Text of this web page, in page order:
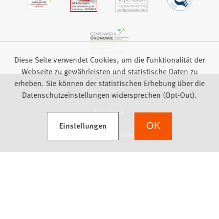
Impressum Datenschutz
Barrierefreiheit
Feedback
Diese Seite verwendet Cookies, um die Funktionalität der
Webseite zu gewährleisten und statistische Daten zu
erheben. Sie können der statistischen Erhebung über die
Datenschutzeinstellungen widersprechen (Opt-Out).
Einstellungen
(Öffnet in einem neuen Tab) OK